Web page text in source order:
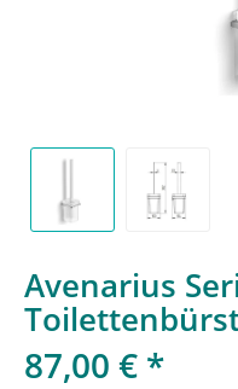
Avenarius
87,00 € *